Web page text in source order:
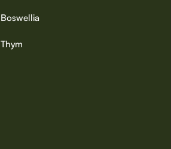
Boswellia
Thym